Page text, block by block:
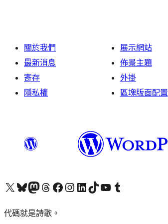
關於我們
最新消息
寄存
隱私權
展示網站
佈景主題
外掛
區塊版面配置
Visit our X (formerly Twitter) account
Visit our Bluesky account
Visit our Mastodon account
Visit our Threads account
訪問我們的 Facebook 專頁Visit our Instagram account
Visit our LinkedIn account
Visit our TikTok account
Visit our YouTube channel
Visit our Tumblr account
代碼就是詩歌。